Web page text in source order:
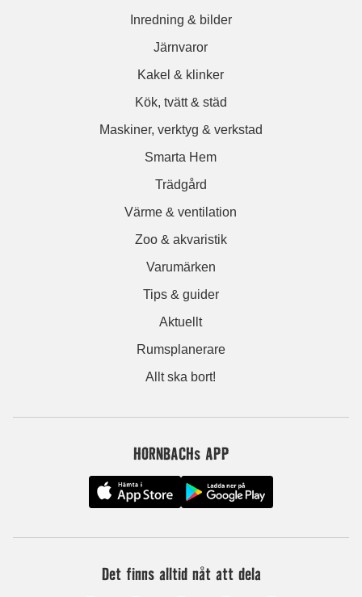
Inredning & bilder
Järnvaror
Kakel & klinker
Kök, tvätt & städ
Maskiner, verktyg & verkstad
Smarta Hem
Trädgård
Värme & ventilation
Zoo & akvaristik
Varumärken
Tips & guider
Aktuellt
Rumsplanerare
Allt ska bort!
HORNBACHs APP
Det finns alltid nåt att dela